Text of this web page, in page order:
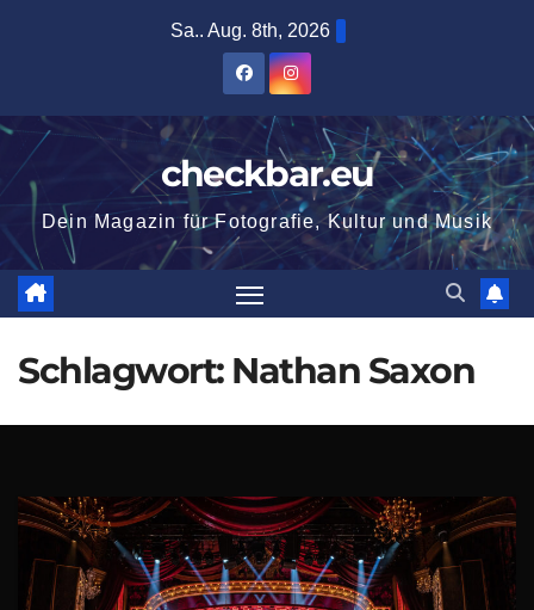
Sa.. Aug. 8th, 2026
checkbar.eu
Dein Magazin für Fotografie, Kultur und Musik
Schlagwort: Nathan Saxon